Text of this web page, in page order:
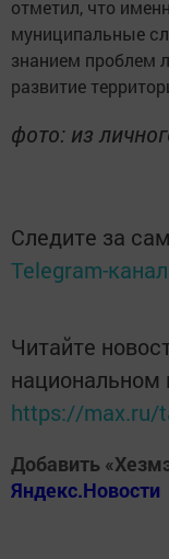
отметил, что
муниципальные
знанием проблем
развитие
фото: из
Следите за
Telegram-
Читайте
https://max.ru/
Добавить
Яндекс.Новости